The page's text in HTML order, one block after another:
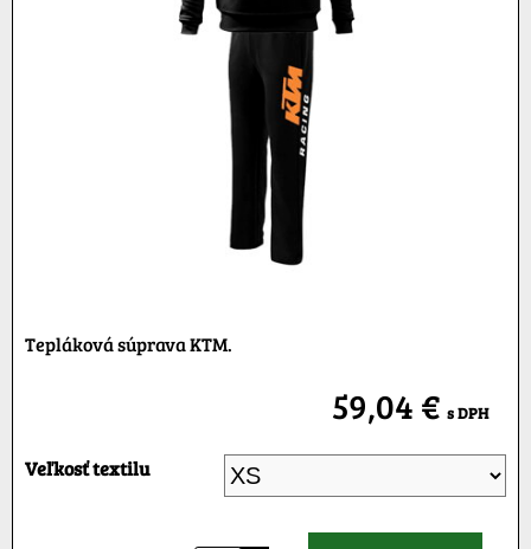
Tepláková súprava KTM.
59,04 € s DPH
Veľkosť textilu